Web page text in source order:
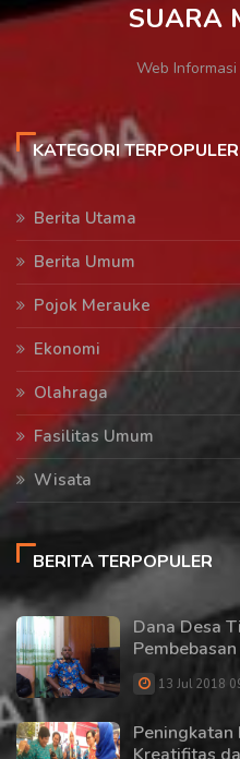
SUARA
Web
KATEGORI TERPOPULER
Berita Utama
Berita Umum
Pojok Merauke
Ekonomi
Olahraga
Fasilitas Umum
Wisata
BERITA TERPOPULER
Dana Desa
13 Jul 2018
Peningkatan